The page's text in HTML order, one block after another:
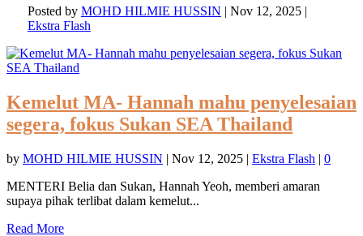
Posted by MOHD HILMIE HUSSIN | Nov 12, 2025|
Ekstra Flash
Kemelut MA- Hannah mahu penyelesaian
segera, fokus Sukan SEA Thailand
by MOHD HILMIE HUSSIN | Nov 12, 2025 | Ekstra Flash | 0
MENTERI Belia dan Sukan, Hannah Yeoh, memberi amaran
supaya pihak terlibat dalam kemelut...
Read More